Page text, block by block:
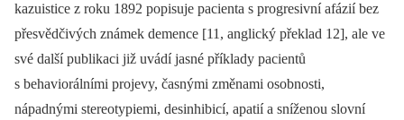
kazuistice z roku 1892 popisuje pacienta s progresivní afázií bez
přesvědčivých známek demence [11, anglický překlad 12], ale ve
své další publikaci již uvádí jasné příklady pacientů
s behaviorálními projevy, časnými změnami osobnosti,
nápadnými stereotypiemi, desinhibicí, apatií a sníženou slovní